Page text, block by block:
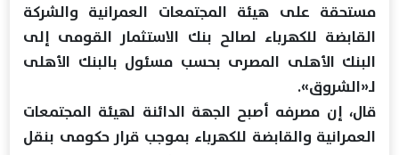
مستحقة على هيئة المجتمعات العمرانية والشركة
القابضة للكهرباء لصالح بنك الاستثمار القومى إلى
البنك الأهلى المصرى بحسب مسئول بالبنك الأهلى
لـ«الشروق».
قال، إن مصرفه أصبح الجهة الدائنة لهيئة المجتمعات
العمرانية والقابضة للكهرباء بموجب قرار حكومى بنقل